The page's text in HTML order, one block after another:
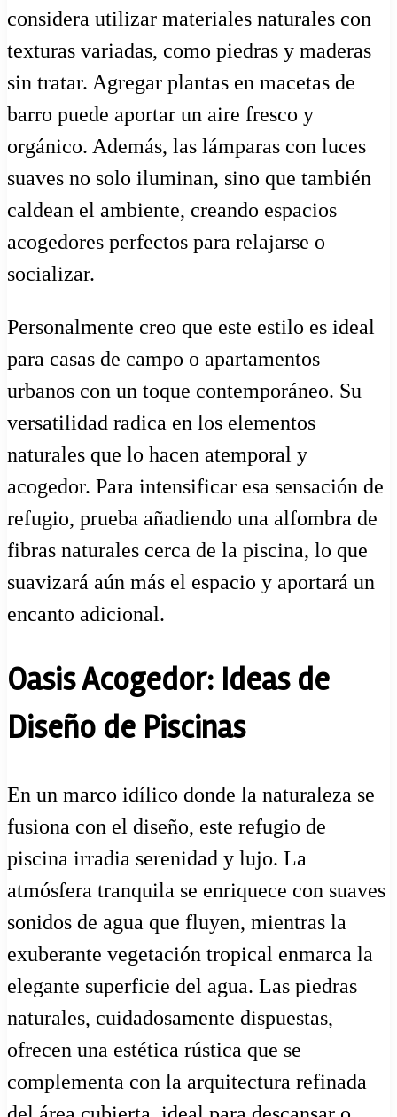
considera utilizar materiales naturales con
texturas variadas, como piedras y maderas
sin tratar. Agregar plantas en macetas de
barro puede aportar un aire fresco y
orgánico. Además, las lámparas con luces
suaves no solo iluminan, sino que también
caldean el ambiente, creando espacios
acogedores perfectos para relajarse o
socializar.
Personalmente creo que este estilo es ideal
para casas de campo o apartamentos
urbanos con un toque contemporáneo. Su
versatilidad radica en los elementos
naturales que lo hacen atemporal y
acogedor. Para intensificar esa sensación de
refugio, prueba añadiendo una alfombra de
fibras naturales cerca de la piscina, lo que
suavizará aún más el espacio y aportará un
encanto adicional.
Oasis Acogedor: Ideas de
Diseño de Piscinas
En un marco idílico donde la naturaleza se
fusiona con el diseño, este refugio de
piscina irradia serenidad y lujo. La
atmósfera tranquila se enriquece con suaves
sonidos de agua que fluyen, mientras la
exuberante vegetación tropical enmarca la
elegante superficie del agua. Las piedras
naturales, cuidadosamente dispuestas,
ofrecen una estética rústica que se
complementa con la arquitectura refinada